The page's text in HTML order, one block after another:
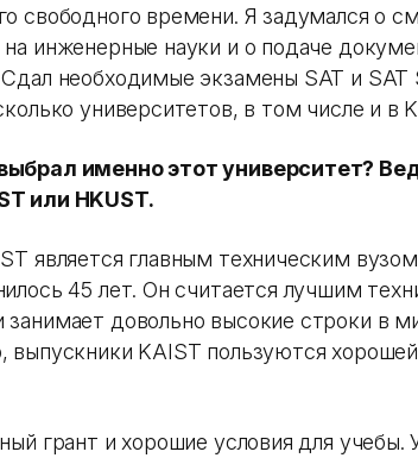
свободного времени. Я задумался о
на инженерные науки и о подаче
необходимые экзамены SAT и SAT
университетов, в том числе и в
именно этот университет?
или HKUST.
является главным техническим
45 лет. Он считается лучшим
довольно высокие строки в
выпускники KAIST пользуются
грант и хорошие условия для учебы.